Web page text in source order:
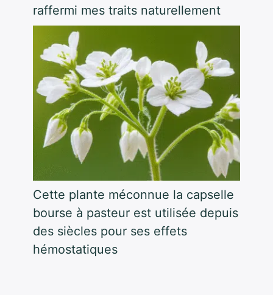
raffermi mes traits naturellement
Cette plante méconnue la capselle
bourse à pasteur est utilisée depuis
des siècles pour ses effets
hémostatiques